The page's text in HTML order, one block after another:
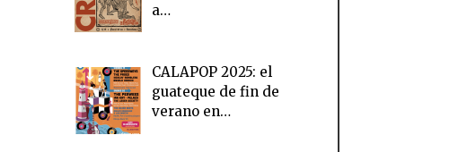
a…
CALAPOP 2025: el
guateque de fin de
verano en…